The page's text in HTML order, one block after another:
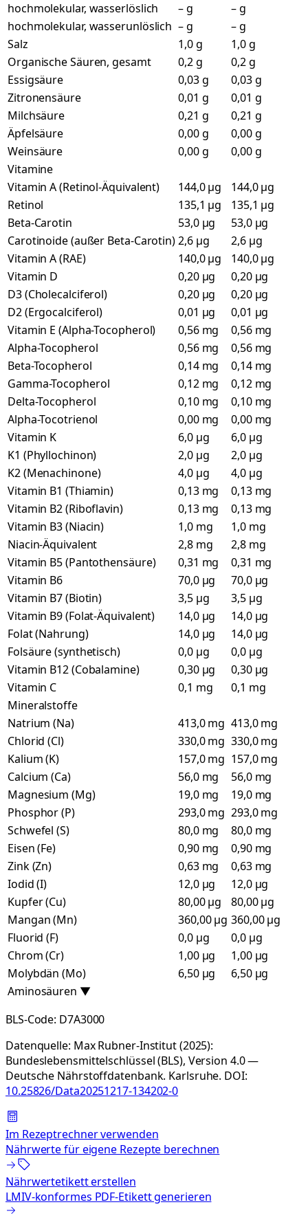
hochmolekular, wasserlöslich
– g
– g
hochmolekular, wasserunlöslich – g
– g
Salz
1,0 g
1,0 g
Organische Säuren, gesamt
0,2 g
0,2 g
Essigsäure
0,03 g
0,03 g
Zitronensäure
0,01 g
0,01 g
Milchsäure
0,21 g
0,21 g
Äpfelsäure
0,00 g
0,00 g
Weinsäure
0,00 g
0,00 g
Vitamine
Vitamin A (Retinol-Äquivalent)
144,0 µg
144,0 µg
Retinol
135,1 µg
135,1 µg
Beta-Carotin
53,0 µg
53,0 µg
Carotinoide (außer Beta-Carotin)2,6 µg
2,6 µg
Vitamin A (RAE)
140,0 µg
140,0 µg
Vitamin D
0,20 µg
0,20 µg
D3 (Cholecalciferol)
0,20 µg
0,20 µg
D2 (Ergocalciferol)
0,01 µg
0,01 µg
Vitamin E (Alpha-Tocopherol)
0,56 mg
0,56 mg
Alpha-Tocopherol
0,56 mg
0,56 mg
Beta-Tocopherol
0,14 mg
0,14 mg
Gamma-Tocopherol
0,12 mg
0,12 mg
Delta-Tocopherol
0,10 mg
0,10 mg
Alpha-Tocotrienol
0,00 mg
0,00 mg
Vitamin K
6,0 µg
6,0 µg
K1 (Phyllochinon)
2,0 µg
2,0 µg
K2 (Menachinone)
4,0 µg
4,0 µg
Vitamin B1 (Thiamin)
0,13 mg
0,13 mg
Vitamin B2 (Riboflavin)
0,13 mg
0,13 mg
Vitamin B3 (Niacin)
1,0 mg
1,0 mg
Niacin-Äquivalent
2,8 mg
2,8 mg
Vitamin B5 (Pantothensäure)
0,31 mg
0,31 mg
Vitamin B6
70,0 µg
70,0 µg
Vitamin B7 (Biotin)
3,5 µg
3,5 µg
Vitamin B9 (Folat-Äquivalent)
14,0 µg
14,0 µg
Folat (Nahrung)
14,0 µg
14,0 µg
Folsäure (synthetisch)
0,0 µg
0,0 µg
Vitamin B12 (Cobalamine)
0,30 µg
0,30 µg
Vitamin C
0,1 mg
0,1 mg
Mineralstoffe
Natrium (Na)
413,0 mg 413,0 mg
Chlorid (Cl)
330,0 mg 330,0 mg
Kalium (K)
157,0 mg 157,0 mg
Calcium (Ca)
56,0 mg
56,0 mg
Magnesium (Mg)
19,0 mg
19,0 mg
Phosphor (P)
293,0 mg 293,0 mg
Schwefel (S)
80,0 mg
80,0 mg
Eisen (Fe)
0,90 mg
0,90 mg
Zink (Zn)
0,63 mg
0,63 mg
Iodid (I)
12,0 µg
12,0 µg
Kupfer (Cu)
80,00 µg
80,00 µg
Mangan (Mn)
360,00 µg 360,00 µg
Fluorid (F)
0,0 µg
0,0 µg
Chrom (Cr)
1,00 µg
1,00 µg
Molybdän (Mo)
6,50 µg
6,50 µg
Aminosäuren ▼
BLS-Code: D7A3000
Datenquelle: Max Rubner-Institut (2025):
Bundeslebensmittelschlüssel (BLS), Version 4.0 —
Deutsche Nährstoffdatenbank. Karlsruhe. DOI:
10.25826/Data20251217-134202-0
Im Rezeptrechner verwenden
Nährwerte für eigene Rezepte berechnen
Nährwertetikett erstellen
LMIV-konformes PDF-Etikett generieren